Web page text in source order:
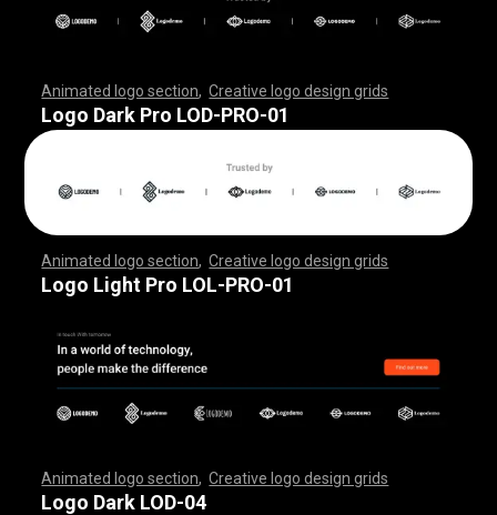
Animated logo section ,Creative logo design grids
,,,,,,,,,,,,,,,,,,,,,,,, ,,,,,,,,,,,,,,,,,,,,,,,,,,,,
,,,,,,,,,,,,,,,,,,,,,,,, ,,,,,,,,,,,,,,,,,,,,,
Logo Dark Pro LOD-PRO-01
Animated logo section ,Creative logo design grids
,,,,,,,,,,,,,,,,,,,,,,,, ,,,,,,,,,,,,,,,,,,,,,,,,,,,,
,,,,,,,,,,,,,,,,,,,,,,,, ,,,,,,,,,,,,,,,,,,,,,
Logo Light Pro LOL-PRO-01
Animated logo section ,Creative logo design grids
,,,,,,,,,,,,,,,,,,,,,,,, ,,,,,,,,,,,,,,,,,,,,,,,,,,,,
,,,,,,,,,,,,,,,,,,,,,,,, ,,,,,,,,,,,,,,,,,,,,,
Logo Dark LOD-04